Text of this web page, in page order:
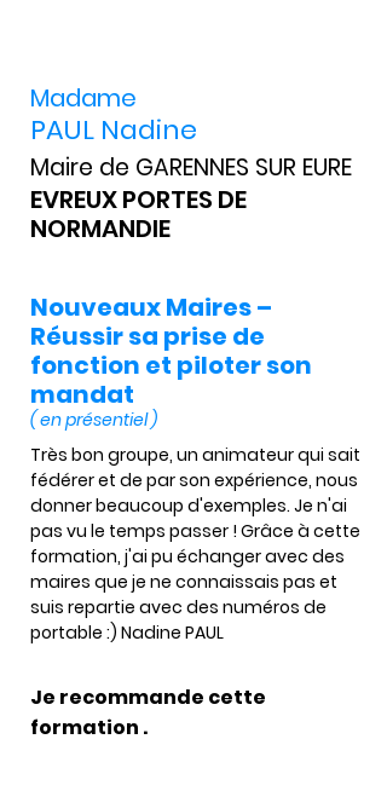
PAUL Nadine
Madame
Maire de GARENNES SUR EURE
EVREUX PORTES DE
NORMANDIE
Nouveaux Maires –
Réussir sa prise de
fonction et piloter son
mandat
( en présentiel )
Très bon groupe, un animateur qui sait
fédérer et de par son expérience, nous
donner beaucoup d'exemples. Je n'ai
pas vu le temps passer ! Grâce à cette
formation, j'ai pu échanger avec des
maires que je ne connaissais pas et
suis repartie avec des numéros de
portable :) Nadine PAUL
Je recommande cette
formation .